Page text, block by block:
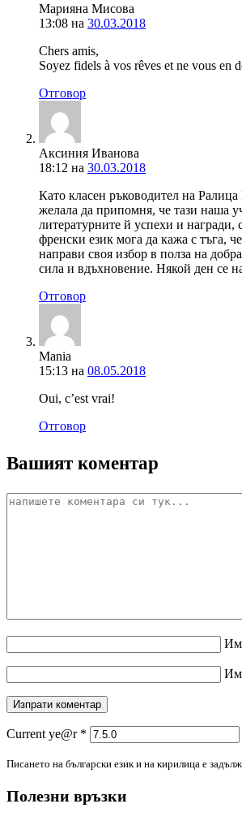
Марияна Мисова
13:08 на 30.03.2018
Chers amis,
Soyez fidels à vos rêves et ne vous en
Отговор
Аксиния Иванова
18:12 на 30.03.2018
Като класен ръководител на
желала да припомня, че тази наша
литературните й успехи и
френски език мога да кажа с тъга,
направи своя избор в полза на
сила и вдъхновение. Някой ден се
Отговор
Mania
15:13 на 08.05.2018
Oui, c’est vrai!
Отговор
Вашият коментар
Current ye@r *
Писането на български език и на кирилица е
Полезни връзки